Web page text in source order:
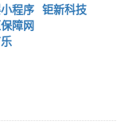
程序 钜新科技
障网